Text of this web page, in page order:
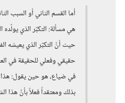
أما القسم الثاني أو السبب
هي مسألة: التكبّر الذي يولّده
حيث أنّ التكبّر الذي يعيشه
حقيقي وفعلي للحقيقة في
في ضياع، هو حين يقول: هذا
بذلك ومعتقداً فعلاً بأنّ